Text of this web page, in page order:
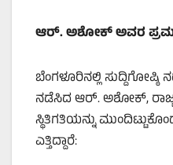
ಆರ್. ಅಶೋಕ್ ಅವರ
ಬೆಂಗಳೂರಿನಲ್ಲಿ ಸುದ್ದಿಗೋಷ್ಠಿ
ನಡೆಸಿದ ಆರ್. ಅಶೋಕ್,
ಸ್ಥಿತಿಗತಿಯನ್ನು
ಎತ್ತಿದ್ದಾರೆ: